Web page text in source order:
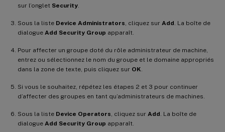
sur l’onglet Security
Sous la liste Device Administrators , cliquez sur Add . La boîte de
dialogue Add Security Group apparaît.
Pour affecter un groupe doté du rôle administrateur de machine,
entrez ou sélectionnez le nom du groupe et le domaine appropriés
dans la zone de texte, puis cliquez sur OK
Si vous le souhaitez, répétez les étapes 2 et 3 pour continuer
d’affecter des groupes en tant qu’administrateurs de machines.
Sous la liste Device Operators , cliquez sur Add . La boîte de
dialogue Add Security Group apparaît.